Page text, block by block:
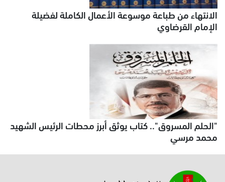
الانتهاء من طباعة موسوعة الأعمال الكاملة لفضيلة
الإمام القرضاوي
"الحلم المسروق".. كتاب يوثق أبرز محطات الرئيس الشهيد
محمد مرسي